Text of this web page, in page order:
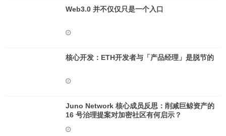
Web3.0 并不仅仅只是一个入口
核心开发：ETH开发者与「产品经理」是脱节的
Juno Network 核心成员反思：削减巨鲸资产的
16 号治理提案对加密社区有何启示？